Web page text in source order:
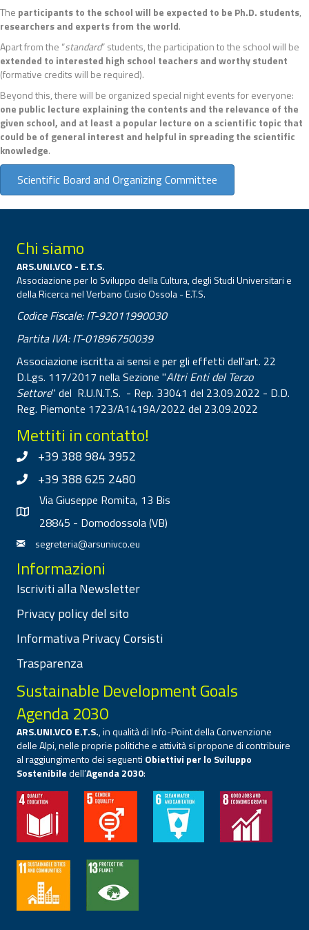
The participants to the school will be expected to be Ph.D. students,
researchers and experts from the world.
Apart from the “standard” students, the participation to the school will be
extended to interested high school teachers and worthy student
(formative credits will be required).
Beyond this, there will be organized special night events for everyone:
one public lecture explaining the contents and the relevance of the
given school, and at least a popular lecture on a scientific topic that
could be of general interest and helpful in spreading the scientific
knowledge.
Scientific Board and Organizing Committee
Chi siamo
ARS.UNI.VCO - E.T.S.
Associazione per lo Sviluppo della Cultura, degli Studi Universitari e
della Ricerca nel Verbano Cusio Ossola - E.T.S.
Codice Fiscale: IT-92011990030
Partita IVA: IT-01896750039
Associazione iscritta ai sensi e per gli effetti dell'art. 22
D.Lgs. 117/2017 nella Sezione "Altri Enti del Terzo
Settore" del R.U.N.T.S. - Rep. 33041 del 23.09.2022 - D.D.
Reg. Piemonte 1723/A1419A/2022 del 23.09.2022
Mettiti in contatto!
+39 388 984 3952
+39 388 625 2480
Via Giuseppe Romita, 13 Bis
28845 - Domodossola (VB)
segreteria@arsunivco.eu
Informazioni
Iscriviti alla Newsletter
Privacy policy del sito
Informativa Privacy Corsisti
Trasparenza
Sustainable Development Goals
Agenda 2030
ARS.UNI.VCO E.T.S., in qualità di Info-Point della Convenzione
delle Alpi, nelle proprie politiche e attività si propone di contribuire
al raggiungimento dei seguenti Obiettivi per lo Sviluppo
Sostenibiledell’Agenda 2030: